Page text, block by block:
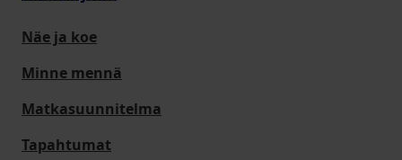
Näe ja koe
Minne mennä
Matkasuunnitelma
Tapahtumat